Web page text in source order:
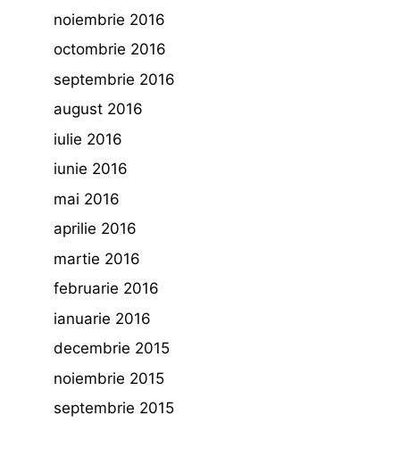
noiembrie 2016
octombrie 2016
septembrie 2016
august 2016
iulie 2016
iunie 2016
mai 2016
aprilie 2016
martie 2016
februarie 2016
ianuarie 2016
decembrie 2015
noiembrie 2015
septembrie 2015